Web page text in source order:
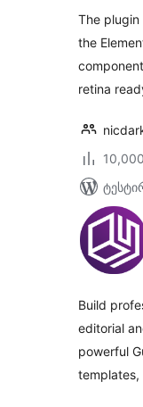
The plugin
the
retina
Build
editorial
powerful